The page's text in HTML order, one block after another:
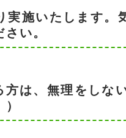
実施いたします。
い。
方は、無理をしな